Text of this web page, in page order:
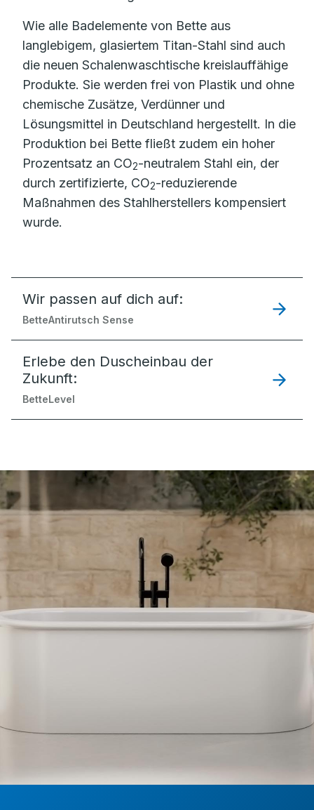
Wie alle Badelemente von Bette aus
langlebigem, glasiertem Titan-Stahl sind auch
die neuen Schalenwaschtische kreislauffähige
Produkte. Sie werden frei von Plastik und ohne
chemische Zusätze, Verdünner und
Lösungsmittel in Deutschland hergestellt. In die
Produktion bei Bette fließt zudem ein hoher
Prozentsatz an CO2-neutralem Stahl ein, der
durch zertifizierte, CO2-reduzierende
Maßnahmen des Stahlherstellers kompensiert
wurde.
Wir passen auf dich auf:
BetteAntirutsch Sense
Erlebe den Duscheinbau der
Zukunft:
BetteLevel